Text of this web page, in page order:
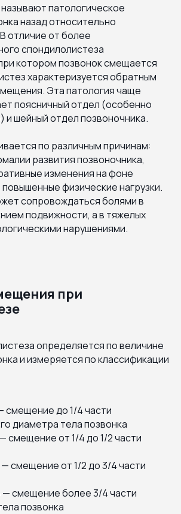
патологическое
назад относительно
отличие от более
спондилолистеза
котором позвонок смещается
характеризуется обратным
Эта патология чаще
поясничный отдел (особенно
и шейный отдел позвоночника.
по различным причинам:
развития позвоночника,
изменения на фоне
физические нагрузки.
сопровождаться болями в
подвижности, а в тяжелых
нарушениями.
при
определяется по величине
и измеряется по классификации
смещение до 1/4 части
диаметра тела позвонка
— смещение от 1/4 до 1/2 части
— смещение от 1/2 до 3/4 части
— смещение более 3/4 части
позвонка